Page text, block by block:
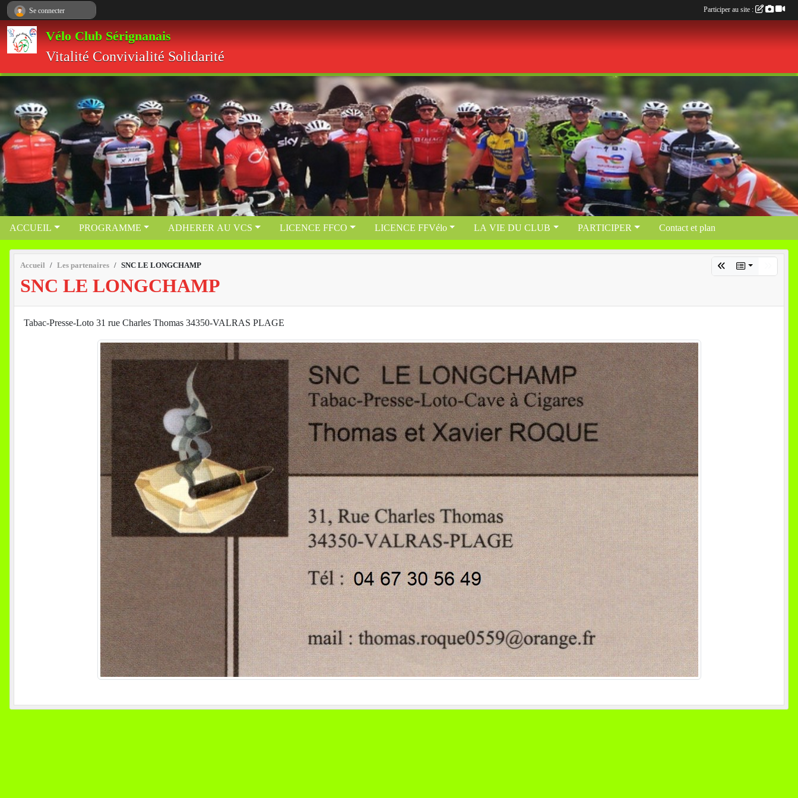
Vélo Club Sérignanais
Vitalité Convivialité Solidarité
ACCUEIL PROGRAMME ADHERER AU VCS LICENCE FFCO LICENCE FFVélo LA VIE DU CLUB PARTICIPER Contact et plan
Accueil Les partenaires SNC LE LONGCHAMP
SNC LE LONGCHAMP
Tabac-Presse-Loto 31 rue Charles Thomas 34350-VALRAS PLAGE
Se connecter Participer au site :
Panneau de gestion des cookies